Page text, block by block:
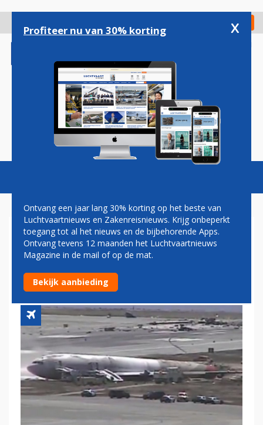
gaan
Check in
Magazine Podcasts Vacatures
ASIANA VAN 3 MAART TOT
16 APRIL NIET NAAR SAN
FRANCISCO
Profiteer nu van 30% korting x
Ontvang een jaar lang 30% korting op het beste van
Luchtvaartnieuws en Zakenreisnieuws. Krijg onbeperkt
toegang tot al het nieuws en de bijbehorende Apps.
Ontvang tevens 12 maanden het Luchtvaartnieuws
Magazine in de mail of op de mat.
Bekijk aanbieding